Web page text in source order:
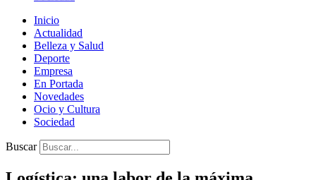
Inicio
Actualidad
Belleza y Salud
Deporte
Empresa
En Portada
Novedades
Ocio y Cultura
Sociedad
Buscar